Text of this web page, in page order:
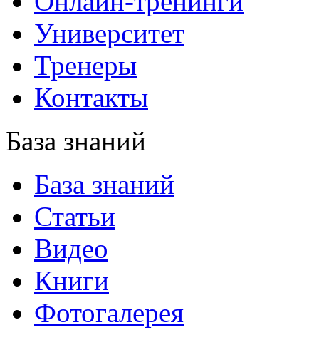
Университет
Тренеры
Контакты
База знаний
База знаний
Статьи
Видео
Книги
Фотогалерея